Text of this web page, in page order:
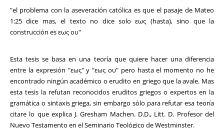
"el problema con la aseveración católica es que el pasaje de Mateo
1:25 dice mas, el texto no dice solo εως (hasta), sino que la
construcción es εως ου"
Esta tesis se basa en una teoría que quiere hacer una diferencia
entre la expresión "εως" y "εως ου" pero hasta el momento no he
encontrado ningún académico o erudito en griego que la avale. Mas
esta tesis la refutan reconocidos eruditos griegos o expertos en la
gramática o sintaxis griega, sin embargo sólo para refutar esa teoría
citare lo que explica J. Gresham Machen. D.D., Litt. D. Profesor del
Nuevo Testamento en el Seminario Teológico de Westminster.